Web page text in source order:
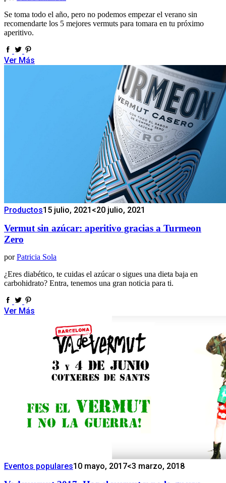
Se toma todo el año, pero no podemos empezar el verano sin
recomendarte los 5 mejores vermuts para tomara en tu próximo
aperitivo.
Ver Más
Productos15 julio, 2021 <20 julio, 2021
Vermut sin azúcar: aperitivo gracias a Turmeon
Zero
por Patricia Sola
¿Eres diabético, te cuidas el azúcar o sigues una dieta baja en
carbohidrato? Entra, tenemos una gran noticia para ti.
Ver Más
Eventos populares10 mayo, 2017<3 marzo, 2018